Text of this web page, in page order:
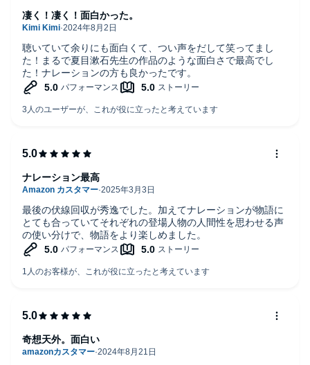
聴いていて余りにも面白くて、つい声をだして笑ってまし
た！まるで夏目漱石先生の作品のような面白さで最高でし
た！ナレーションの方も良かったです。
凄く！凄く！面白かった。
最後の伏線回収が秀逸でした。加えてナレーションが物語に
とても合っていてそれぞれの登場人物の人間性を思わせる声
の使い分けで、物語をより楽しめました。
ナレーション最高
奇想天外。面白い